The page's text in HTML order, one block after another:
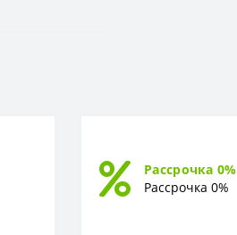
Рассрочка 0%
Рассрочка 0%